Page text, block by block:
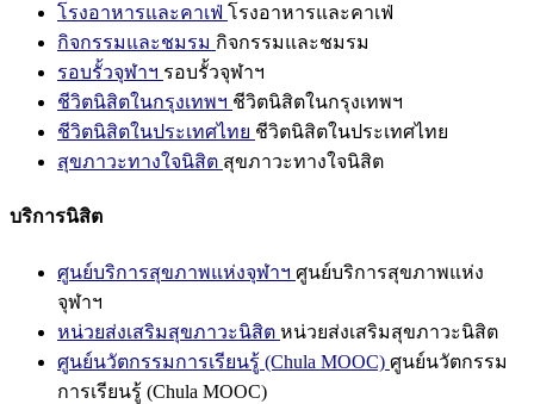
โรงอาหารและคาเฟ่ โรงอาหารและคาเฟ่
กิจกรรมและชมรม กิจกรรมและชมรม
รอบรั้วจุฬาฯ รอบรั้วจุฬาฯ
ชีวิตนิสิตในกรุงเทพฯ ชีวิตนิสิตในกรุงเทพฯ
ชีวิตนิสิตในประเทศไทย ชีวิตนิสิตในประเทศไทย
สุขภาวะทางใจนิสิต สุขภาวะทางใจนิสิต
บริการนิสิต
ศูนย์บริการสุขภาพแห่งจุฬาฯ ศูนย์บริการสุขภาพแห่ง
จุฬาฯ
หน่วยส่งเสริมสุขภาวะนิสิต หน่วยส่งเสริมสุขภาวะนิสิต
ศูนย์นวัตกรรมการเรียนรู้ (Chula MOOC) ศูนย์นวัตกรรม
การเรียนรู้ (Chula MOOC)